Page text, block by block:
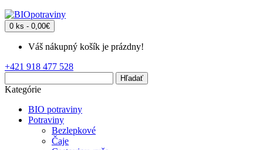
0 ks - 0,00€
Váš nákupný košík je prázdny!
+421 918 477 528
Hľadať
Kategórie
BIO potraviny
Potraviny
Bezlepkové
Čaje